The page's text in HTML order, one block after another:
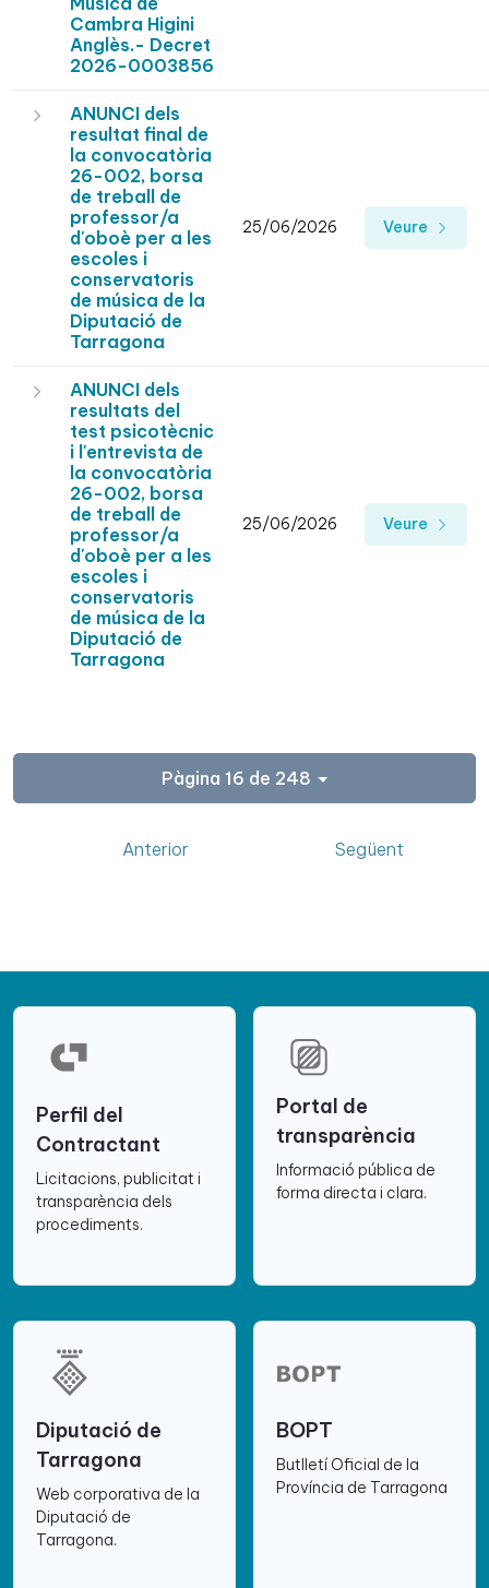
Cambra Higini
Anglès.- Decret
2026-0003856
ANUNCI dels
resultat final de
la convocatòria
26-002, borsa
de treball de
professor/a
d'oboè per a les
escoles i
conservatoris
de música de la
Diputació de
Tarragona
25/06/2026 Veure
ANUNCI dels
resultats del
test psicotècnic
i l'entrevista de
la convocatòria
26-002, borsa
de treball de
professor/a
d'oboè per a les
escoles i
conservatoris
de música de la
Diputació de
Tarragona
25/06/2026 Veure
Pàgina 16 de 248
Anterior Següent
Perfil del
Contractant
Licitacions, publicitat i
transparència dels
procediments.
Portal de
transparència
Informació pública de
forma directa i clara.
Diputació de
Tarragona
Web corporativa de la
Diputació de
Tarragona.
BOPT
Butlletí Oficial de la
Província de Tarragona